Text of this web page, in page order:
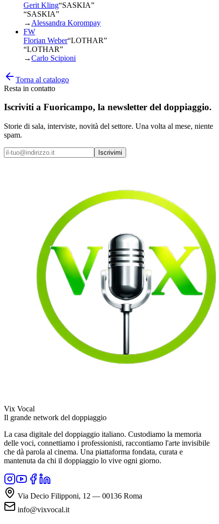
Gerit Kling“SASKIA”
“SASKIA”
→ Alessandra Korompay
FW
Florian Weber“LOTHAR”
“LOTHAR”
→Carlo Scipioni
Torna al catalogo
Resta in contatto
Iscriviti a Fuoricampo, la newsletter del doppiaggio.
Storie di sala, interviste, novità del settore. Una volta al mese, niente
spam.
Iscrivimi
Vix Vocal
Il grande network del doppiaggio
La casa digitale del doppiaggio italiano. Custodiamo la memoria
delle voci, connettiamo i professionisti, raccontiamo l'arte invisibile
che dà parola al cinema. Una piattaforma fondata, curata e
mantenuta da chi il doppiaggio lo vive ogni giorno.
Via Decio Filipponi, 12 — 00136 Roma
info@vixvocal.it